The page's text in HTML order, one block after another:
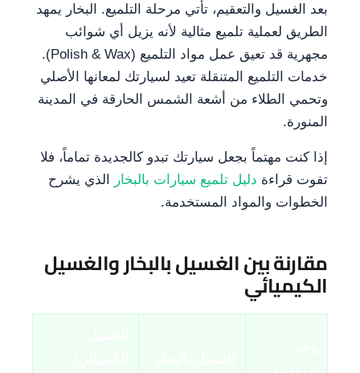
بعد الغسيل والتعقيم، تأتي مرحلة التلميع. البخار يمهد
الطريق لعملية تلميع مثالية لأنه يزيل أي شوائب
مجهرية قد تعيق عمل مواد التلميع (Polish & Wax).
خدمات التلميع المتنقلة تعيد لسيارتك لمعانها الأصلي
وتحمي الطلاء من أشعة الشمس الحارقة في المدينة
المنورة.
إذا كنت مهتماً بجعل سيارتك تبدو كالجديدة تماماً، فلا
تفوت قراءة دليل تلميع سيارات بالبخار
الذي يشرح
الخطوات والمواد المستخدمة.
مقارنة بين الغسيل بالبخار والغسيل
الكيميائي